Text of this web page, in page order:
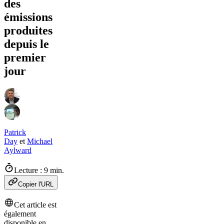
des
émissions
produites
depuis le
premier
jour
Patrick
Day et Michael
Aylward
Lecture : 9 min.
Copier l'URL
Cet article est
également